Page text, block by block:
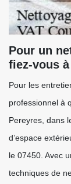
Pour un
fiez-vous
Pour les
professionnel à
Pereyres, dans
d’espace
le 07450. Avec
techniques de